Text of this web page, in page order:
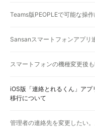
Teams版PEOPLEで可能な操
Sansanスマートフォンアプリ
スマートフォンの機種変更後
iOS版「連絡とれるくん」アプ
移行について
管理者の連絡先を変更したい